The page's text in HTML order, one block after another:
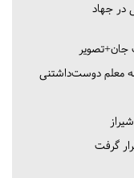
در جهاد
جان+تصویر
معلم دوست‌داشتنی
گرفت